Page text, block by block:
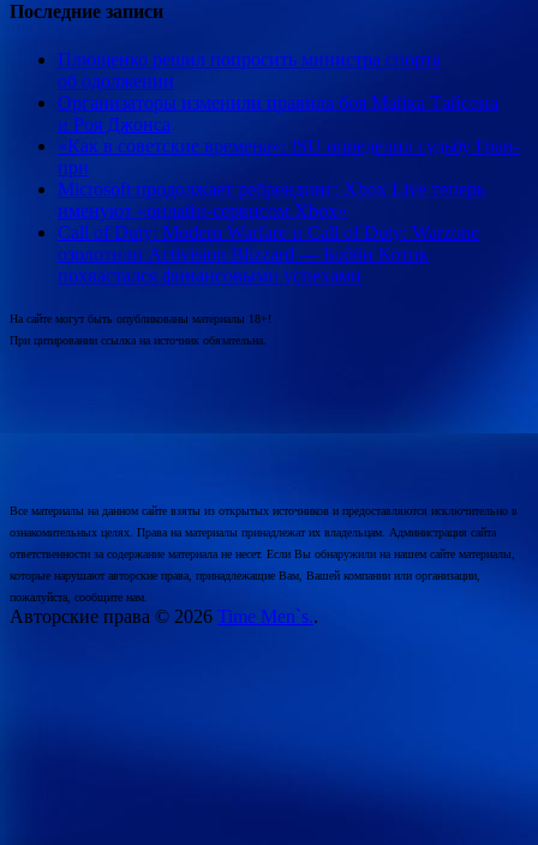
Последние записи
Плющенко решил попросить министра спорта
об одолжении
Организаторы изменили правила боя Майка Тайсона
и Роя Джонса
«Как в советские времена»: ISU определил судьбу Гран-
при
Microsoft продолжает ребрендинг: Xbox Live теперь
именуют «онлайн-сервисом Xbox»
Call of Duty: Modern Warfare и Call of Duty: Warzone
озолотили Activision Blizzard — Бобби Котик
похвастался финансовыми успехами
На сайте могут быть опубликованы материалы 18+!
При цитировании ссылка на источник обязательна.
Все материалы на данном сайте взяты из открытых источников и предоставляются исключительно в
ознакомительных целях. Права на материалы принадлежат их владельцам. Администрация сайта
ответственности за содержание материала не несет. Если Вы обнаружили на нашем сайте материалы,
которые нарушают авторские права, принадлежащие Вам, Вашей компании или организации,
пожалуйста, сообщите нам.
Авторские права © 2026 Time Men`s..